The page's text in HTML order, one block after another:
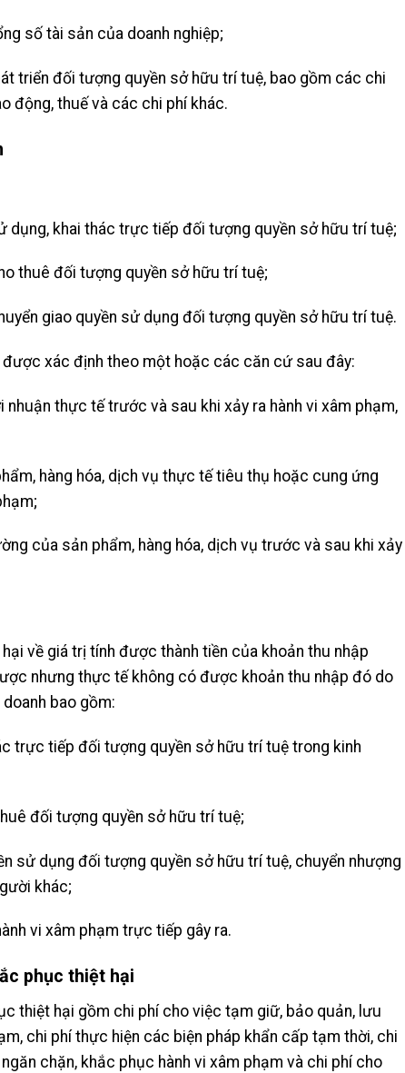
số tài sản của doanh nghiệp;
triển đối tượng quyền sở hữu trí tuệ, bao gồm các chi
động, thuế và các chi phí khác.
dụng, khai thác trực tiếp đối tượng quyền sở hữu trí tuệ;
thuê đối tượng quyền sở hữu trí tuệ;
giao quyền sử dụng đối tượng quyền sở hữu trí tuệ.
xác định theo một hoặc các căn cứ sau đây:
thực tế trước và sau khi xảy ra hành vi xâm phạm,
hàng hóa, dịch vụ thực tế tiêu thụ hoặc cung ứng
của sản phẩm, hàng hóa, dịch vụ trước và sau khi xảy
về giá trị tính được thành tiền của khoản thu nhập
nhưng thực tế không có được khoản thu nhập đó do
doanh bao gồm:
trực tiếp đối tượng quyền sở hữu trí tuệ trong kinh
đối tượng quyền sở hữu trí tuệ;
sử dụng đối tượng quyền sở hữu trí tuệ, chuyển nhượng
khác;
vi xâm phạm trực tiếp gây ra.
phục thiệt hại
thiệt hại gồm chi phí cho việc tạm giữ, bảo quản, lưu
chi phí thực hiện các biện pháp khẩn cấp tạm thời, chi
chặn, khắc phục hành vi xâm phạm và chi phí cho